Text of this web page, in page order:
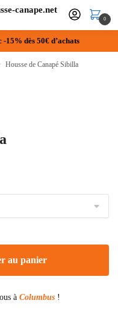
0
15% dès 50€ d’achats
Housse de Canapé Sibilla
au panier
à Columbus !